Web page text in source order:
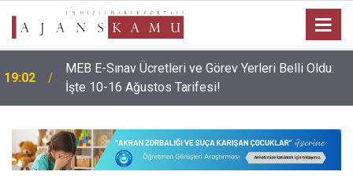
19:02
MEB E-Sınav Ücretleri ve Görev Yerleri Belli Oldu:
İşte 10-16 Ağustos Tarifesi!